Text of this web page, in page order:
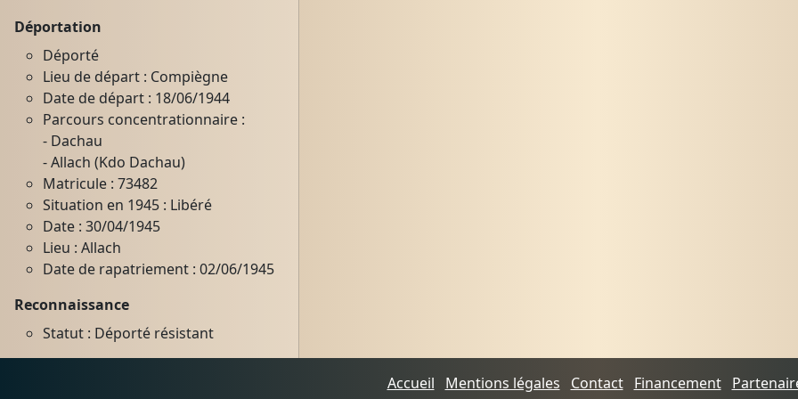
Déportation
Déporté
Lieu de départ : Compiègne
Date de départ : 18/06/1944
Parcours concentrationnaire :
- Dachau
- Allach (Kdo Dachau)
Matricule : 73482
Situation en 1945 : Libéré
Date : 30/04/1945
Lieu : Allach
Date de rapatriement : 02/06/1945
Reconnaissance
Statut : Déporté résistant
Accueil Mentions légales Contact Financement